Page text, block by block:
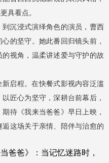
具看点。
沉浸式演绎角色的演员，曹西
的坚守。她此番回归镜头前，
视角，温柔讲述爱与守护的故
启程。在快餐式影视内容泛滥
匠心为坚守，深耕台前幕后，
待《我来当爸爸》早日上映，
这场关于亲情、陪伴与治愈的
爸爸》：当记忆迷路时，